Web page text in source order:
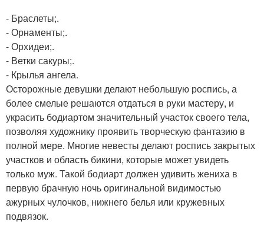
- Браслеты;.
- Орнаменты;.
- Орхидеи;.
- Ветки сакуры;.
- Крылья ангела.
Осторожные девушки делают небольшую роспись, а
более смелые решаются отдаться в руки мастеру, и
украсить бодиартом значительный участок своего тела,
позволяя художнику проявить творческую фантазию в
полной мере. Многие невесты делают роспись закрытых
участков и область бикини, которые может увидеть
только муж. Такой бодиарт должен удивить жениха в
первую брачную ночь оригинальной видимостью
ажурных чулочков, нижнего белья или кружевных
подвязок.